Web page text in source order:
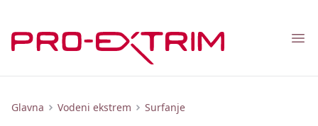
Glavna Vodeni ekstrem Surfanje
Najbolji surferi: usponi i padovi, nagrade, rekordi i tragedije, fotografije surfera